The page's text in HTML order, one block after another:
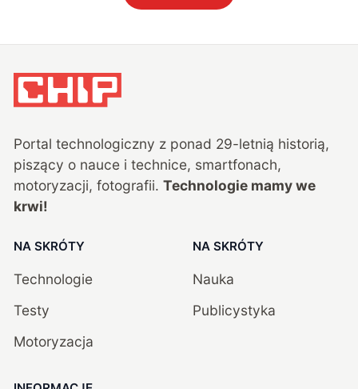
Portal technologiczny z ponad 29-letnią historią,
piszący o nauce i technice, smartfonach,
motoryzacji, fotografii. Technologie mamy we
krwi!
NA SKRÓTY
Technologie
Testy
Motoryzacja
NA SKRÓTY
Nauka
Publicystyka